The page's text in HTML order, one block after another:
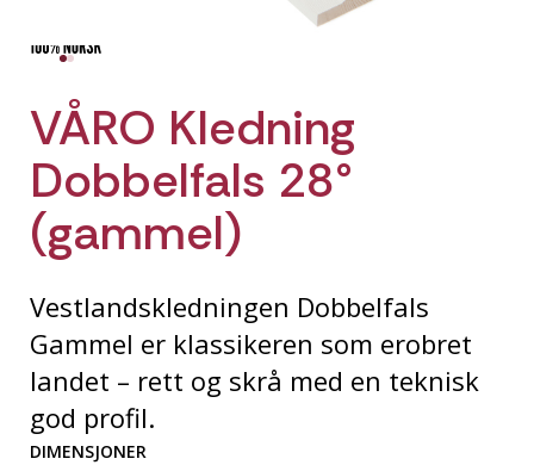
VÅRO Kledning
Dobbelfals 28°
(gammel)
Vestlandskledningen Dobbelfals
Gammel er klassikeren som erobret
landet – rett og skrå med en teknisk
god profil.
DIMENSJONER